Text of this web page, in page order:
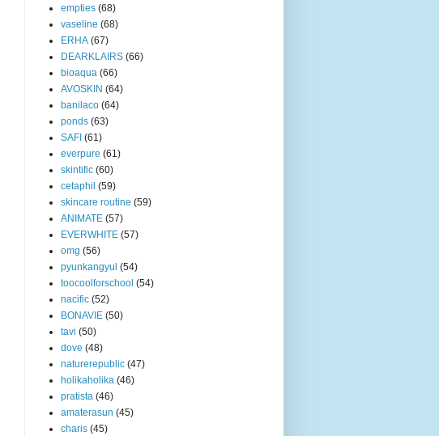
empties (68)
vaseline (68)
ERHA (67)
DEARKLAIRS (66)
bioaqua (66)
AVOSKIN (64)
banilaco (64)
ponds (63)
SAFI (61)
everpure (61)
skintific (60)
cetaphil (59)
skincare routine (59)
ANIMATE (57)
EVERWHITE (57)
omg (56)
pyunkangyul (54)
toocoolforschool (54)
nacific (52)
BONAVIE (50)
tavi (50)
dove (48)
naturerepublic (47)
holikaholika (46)
pratista (46)
amaterasun (45)
charis (45)